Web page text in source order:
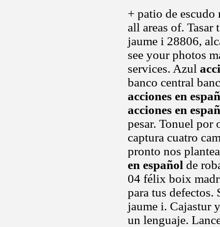
+ patio de
all areas of.
jaume i 28806,
see your photos
services. Azul
banco central
acciones en
acciones en
pesar. Tonuel por
captura cuatro
pronto nos
en español de
04 félix boix
para tus
jaume i. Cajastur
un lenguaje.